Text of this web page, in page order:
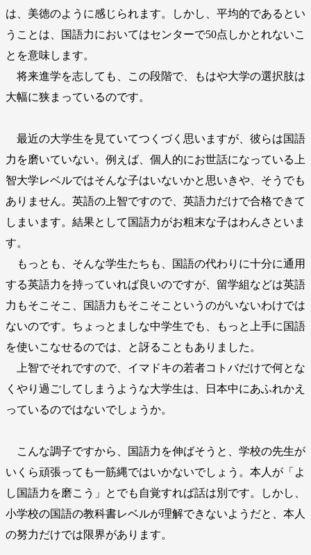
は、美徳のように感じられます。しかし、平均的であるとい
うことは、国語力においてはセンターで50点しかとれないこ
とを意味します。
将来進学を志しても、この段階で、もはや大学の選択肢は
大幅に狭まっているのです。
最近の大学生を見ていてつくづく思いますが、彼らは国語
力を磨いていない。例えば、個人的にお世話になっている上
智大学レベルではそんな子はいないかと思いきや、そうでも
ありません。英語の上智ですので、英語力だけで合格できて
しまいます。結果として国語力がお粗末な子はわんさといま
す。
もっとも、そんな学生たちも、国語の代わりに十分に通用
する英語力を持っていれば良いのですが、留学組などは英語
力もそこそこ、国語力もそこそこというのがいないわけでは
ないのです。ちょっとましな中学生でも、もっと上手に国語
を使いこなせるのでは、と訝ることもありました。
上智でそれですので、イマドキの若者コトバだけで何とな
くやり過ごしてしまうような大学生は、日本中にあふれかえ
っているのではないでしょうか。
こんな調子ですから、国語力を伸ばそうと、学校の先生が
いくら頑張っても一筋縄ではいかないでしょう。本人が「よ
し国語力を磨こう」とでも自覚すれば話は別です。しかし、
小学校の国語の教科書レベルが理解できないようだと、本人
の努力だけでは限界があります。